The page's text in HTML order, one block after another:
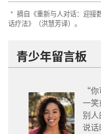
a 摘自《重新与人对话：迎接
话疗法》（洪慧芳译）。
青少年留言板
“
一
别
说